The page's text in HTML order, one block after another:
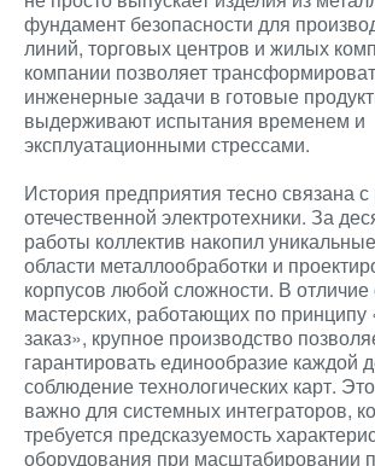
фундамент безопасности для
линий, торговых центров и жилых
компании позволяет
инженерные задачи в готовые
выдерживают испытания временем и
эксплуатационными стрессами.
История предприятия тесно связана
отечественной электротехники. За
работы коллектив накопил
области металлообработки и
корпусов любой сложности. В отличие
мастерских, работающих по принципу
заказ», крупное производство
гарантировать единообразие каждой
соблюдение технологических карт.
важно для системных интеграторов,
требуется предсказуемость
оборудования при масштабировании